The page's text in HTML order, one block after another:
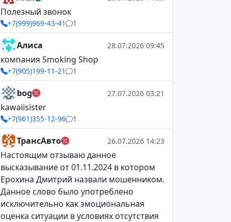
Полезный звонок
+7(999)969-43-41 1
Алиса 28.07.2026 09:45
компания Smoking Shop
+7(905)199-11-21 1
bog 27.07.2026 03:21
kawaiisister
+7(961)355-12-96 1
ТрансАвто 26.07.2026 14:23
Настоящим отзываю данное
высказывание от 01.11.2024 в котором
Ерохина Дмитрий назвали мошенником.
Данное слово было употреблено
исключительно как эмоциональная
оценка ситуации в условиях отсутствия